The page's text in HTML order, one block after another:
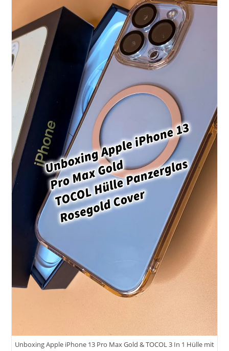
Steiermark
Im
Wald
Teil
2
Inkl.
Unboxing Apple iPhone 13 Pro Max Gold & TOCOL 3 In 1 Hülle mit